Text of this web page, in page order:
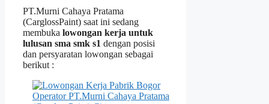
PT.Murni Cahaya Pratama
(CarglossPaint) saat ini sedang
membuka lowongan kerja untuk
lulusan sma smk s1 dengan posisi
dan persyaratan lowongan sebagai
berikut :